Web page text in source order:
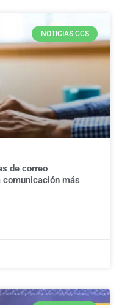
NOTICIAS CCS
de correo
más